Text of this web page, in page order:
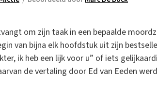
om zijn taak in een bepaalde
van bijna elk hoofdstuk uit zijn
ik heb een lijk voor u” of iets
de vertaling door Ed van Eeden